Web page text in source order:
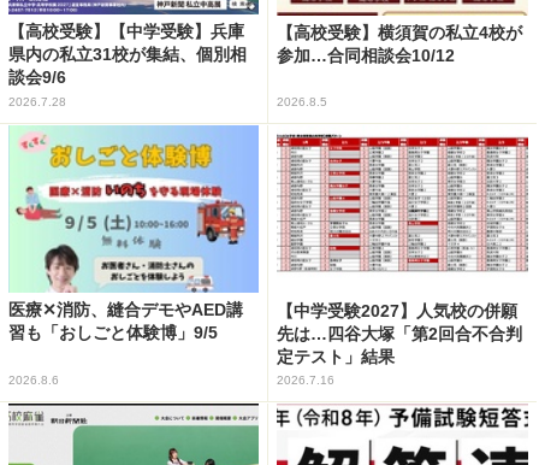
【高校受験】【中学受験】兵庫
県内の私立31校が集結、個別相
談会9/6
2026.7.28
【高校受験】横須賀の私立4校が
参加…合同相談会10/12
2026.8.5
医療✕消防、縫合デモやAED講
習も「おしごと体験博」9/5
2026.8.6
【中学受験2027】人気校の併願
先は…四谷大塚「第2回合不合判
定テスト」結果
2026.7.16